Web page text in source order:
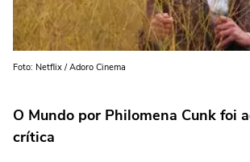
Foto: Netflix / Adoro Cinema
O Mundo por Philomena Cunk foi
crítica